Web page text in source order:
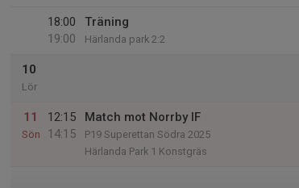
18:00
19:00
Träning
Härlanda park 2:2
10
Lör
11
Sön
12:15
14:15
Match mot Norrby IF
P19 Superettan Södra 2025
Härlanda Park 1 Konstgräs